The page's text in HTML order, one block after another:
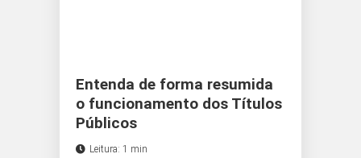
Entenda de forma resumida
o funcionamento dos Títulos
Públicos
Leitura: 1 min